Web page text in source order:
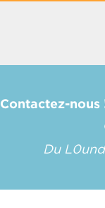
Contactez-nous
Du